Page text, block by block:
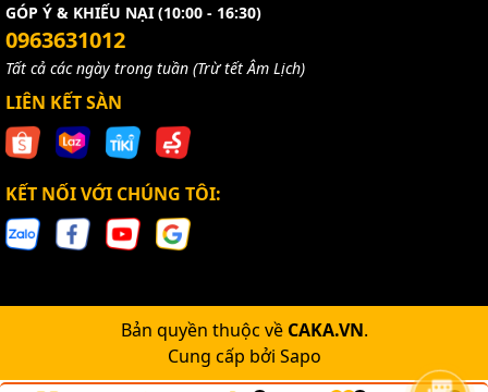
GÓP Ý & KHIẾU NẠI (10:00 - 16:30)
0963631012
Tất cả các ngày trong tuần (Trừ tết Âm Lịch)
LIÊN KẾT SÀN
KẾT NỐI VỚI CHÚNG TÔI:
Bản quyền thuộc về CAKA.VN.
Cung cấp bởi Sapo